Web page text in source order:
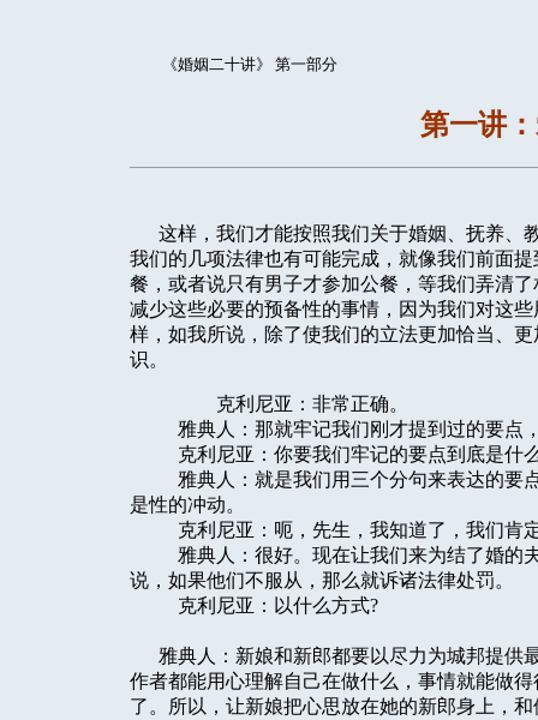
《婚姻二十讲》 第一部分
第一讲
这样，我们才能按照我们关于婚姻、抚养、
我们的几项法律也有可能完成，就像我们前面
餐，或者说只有男子才参加公餐，等我们弄清
减少这些必要的预备性的事情，因为我们对这
样，如我所说，除了使我们的立法更加恰当、
识。
克利尼亚：非常正确。
雅典人：那就牢记我们刚才提到过的要点，
克利尼亚：你要我们牢记的要点到底是什
雅典人：就是我们用三个分句来表达的要点
是性的冲动。
克利尼亚：呃，先生，我知道了，我们肯定
雅典人：很好。现在让我们来为结了婚的夫
说，如果他们不服从，那么就诉诸法律处罚。
克利尼亚：以什么方式?
雅典人：新娘和新郎都要以尽力为城邦提供
作者都能用心理解自己在做什么，事情就能做
了。所以，让新娘把心思放在她的新郎身上，